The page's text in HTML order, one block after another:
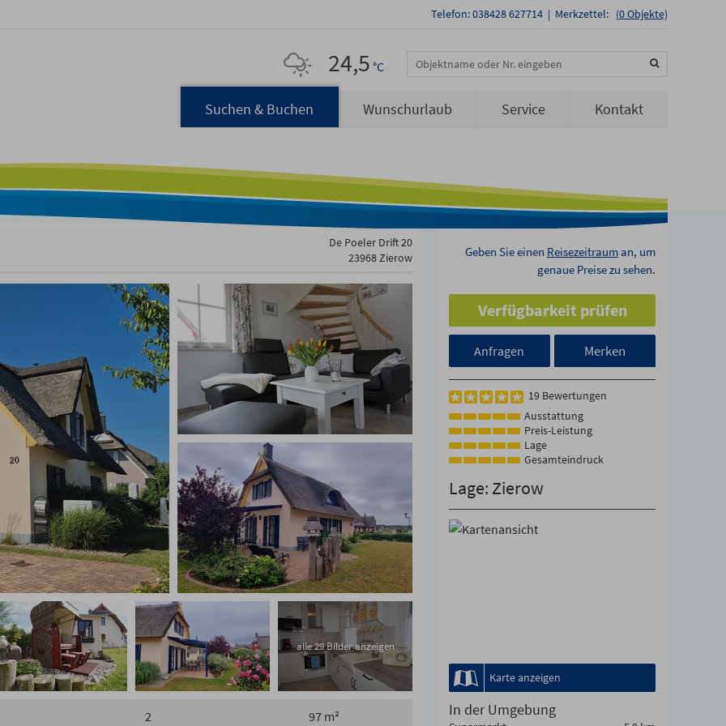
Merkzettel: (0Objekte)
Telefon: 038428 627714 |
24,5 °C
überspringen
Suchen & Buchen Wunschurlaub Service Kontakt
Objektname oder Nr. eingeben
De Poeler Drift 20
23968 Zierow
alle 29 Bilder anzeigen
2 97 m²
Geben Sie einen Reisezeitrauman, um
genaue Preise zu sehen.
Verfügbarkeit prüfen
Anfragen Merken
19 Bewertungen
Ausstattung
Preis-Leistung
Lage
Gesamteindruck
Lage: Zierow
Karte anzeigen
In der Umgebung